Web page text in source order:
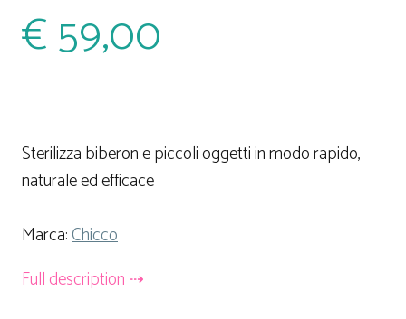
€59,00
Sterilizza biberon e piccoli oggetti in modo rapido,
naturale ed efficace
Marca:Chicco
Full description